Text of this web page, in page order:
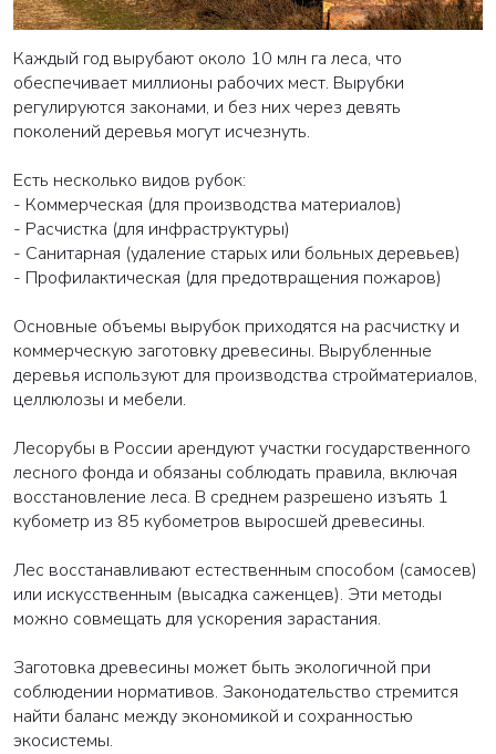
Каждый год вырубают около 10 млн га леса, что
обеспечивает миллионы рабочих мест. Вырубки
регулируются законами, и без них через девять
поколений деревья могут исчезнуть.
Есть несколько видов рубок:
- Коммерческая (для производства материалов)
- Расчистка (для инфраструктуры)
- Санитарная (удаление старых или больных деревьев)
- Профилактическая (для предотвращения пожаров)
Основные объемы вырубок приходятся на расчистку и
коммерческую заготовку древесины. Вырубленные
деревья используют для производства стройматериалов,
целлюлозы и мебели.
Лесорубы в России арендуют участки государственного
лесного фонда и обязаны соблюдать правила, включая
восстановление леса. В среднем разрешено изъять 1
кубометр из 85 кубометров выросшей древесины.
Лес восстанавливают естественным способом (самосев)
или искусственным (высадка саженцев). Эти методы
можно совмещать для ускорения зарастания.
Заготовка древесины может быть экологичной при
соблюдении нормативов. Законодательство стремится
найти баланс между экономикой и сохранностью
экосистемы.